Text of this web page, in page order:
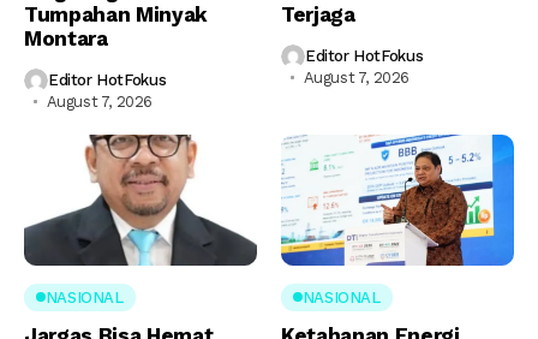
Tumpahan Minyak
Montara
Editor HotFokus
August 7, 2026
Terjaga
Editor HotFokus
August 7, 2026
NASIONAL NASIONAL